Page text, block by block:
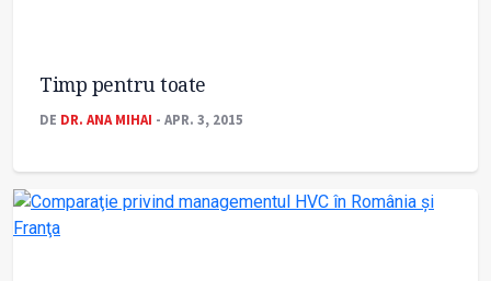
Timp pentru toate
DE DR. ANA MIHAI - APR. 3, 2015